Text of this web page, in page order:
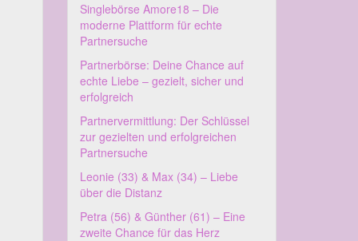
Singlebörse Amore18 – Die
moderne Plattform für echte
Partnersuche
Partnerbörse: Deine Chance auf
echte Liebe – gezielt, sicher und
erfolgreich
Partnervermittlung: Der Schlüssel
zur gezielten und erfolgreichen
Partnersuche
Leonie (33) & Max (34) – Liebe
über die Distanz
Petra (56) & Günther (61) – Eine
zweite Chance für das Herz